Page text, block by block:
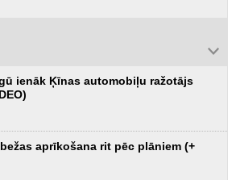
ienāk Ķīnas automobiļu ražotājs
aprīkošana rit pēc plāniem (+